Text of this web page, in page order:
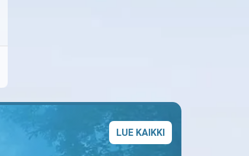
LUE KAIKKI